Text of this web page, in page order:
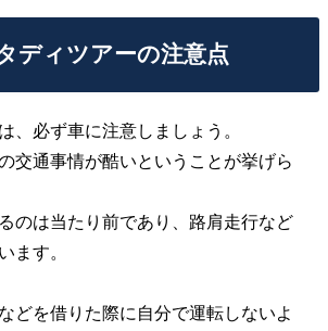
ディツアーの注意点
、必ず車に注意しましょう。
交通事情が酷いということが挙げら
のは当たり前であり、路肩走行など
ます。
どを借りた際に自分で運転しないよ